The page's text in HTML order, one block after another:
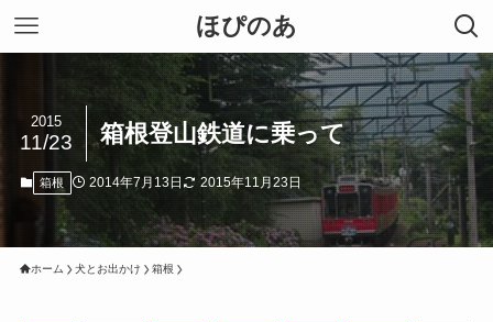
ほぴのあ
箱根登山鉄道に乗って
2015
11/23
箱根 2014年7月13日 2015年11月23日
ホーム 犬とお出かけ 箱根